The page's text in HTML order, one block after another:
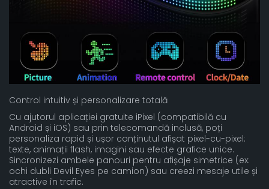
Control intuitiv și personalizare totală
Cu ajutorul aplicației gratuite iPixel (compatibilă cu
Android și iOS) sau prin telecomandă inclusă, poți
personaliza rapid și ușor conținutul afișat pixel-cu-pixel:
texte, animații flash, imagini sau efecte grafice unice.
Sincronizezi ambele panouri pentru afișaje simetrice (ex:
ochi dubli Devil Eyes pe camion) sau creezi mesaje utile și
atractive în trafic.